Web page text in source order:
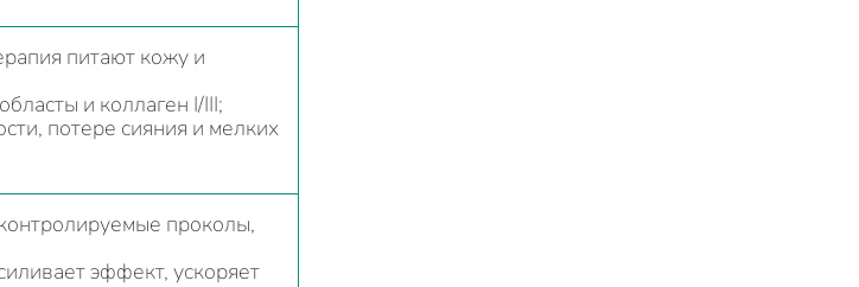
питают кожу и
и коллаген I/III;
потере сияния и мелких
проколы,
эффект, ускоряет